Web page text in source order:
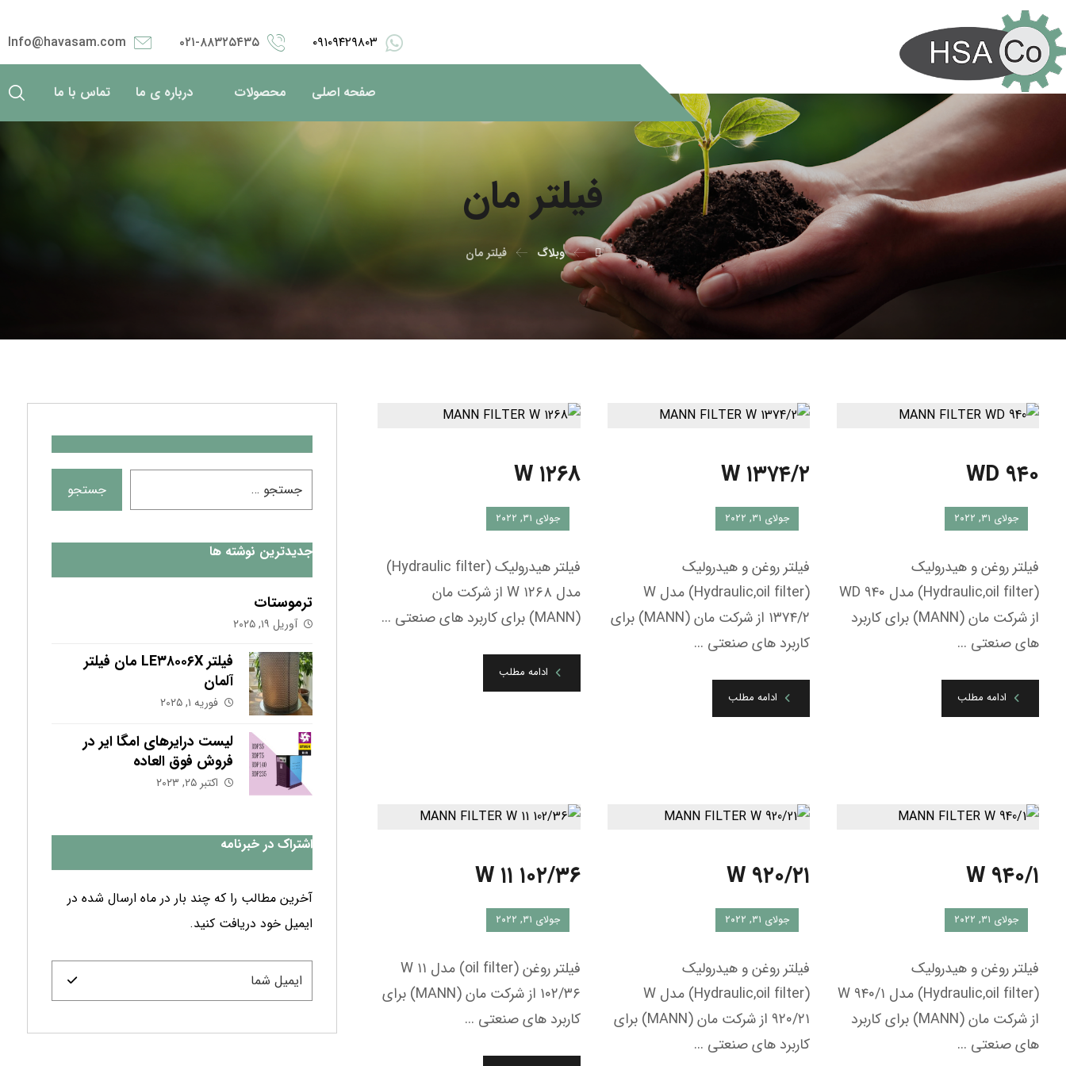
Info@havasam.com ۰۲۱-۸۸۳۲۵۴۳۵ ۰۹۱۰۹۴۲۹۸۰۳
صفحه اصلی محصولات درباره ی ما تماس با ما
فیلتر مان
وبلاگ فیلتر مان
WD ۹۴۰
جولای ۳۱, ۲۰۲۲
فیلتر روغن و هیدرولیک
(Hydraulic,oil filter) مدل WD ۹۴۰
از شرکت مان (MANN) برای کاربرد
های صنعتی ...
ادامه مطلب
W ۱۳۷۴/۲
جولای ۳۱, ۲۰۲۲
فیلتر روغن و هیدرولیک
(Hydraulic,oil filter) مدل W
۱۳۷۴/۲ از شرکت مان (MANN) برای
کاربرد های صنعتی ...
ادامه مطلب
W ۱۲۶۸
جولای ۳۱, ۲۰۲۲
فیلتر هیدرولیک (Hydraulic filter)
مدل W ۱۲۶۸ از شرکت مان
(MANN) برای کاربرد های صنعتی ...
ادامه مطلب
W ۹۴۰/۱
جولای ۳۱, ۲۰۲۲
فیلتر روغن و هیدرولیک
(Hydraulic,oil filter) مدل W ۹۴۰/۱
از شرکت مان (MANN) برای کاربرد
های صنعتی ...
W ۹۲۰/۲۱
جولای ۳۱, ۲۰۲۲
فیلتر روغن و هیدرولیک
(Hydraulic,oil filter) مدل W
۹۲۰/۲۱ از شرکت مان (MANN) برای
کاربرد های صنعتی ...
W ۱۱ ۱۰۲/۳۶
جولای ۳۱, ۲۰۲۲
فیلتر روغن (oil filter) مدل W ۱۱
۱۰۲/۳۶ از شرکت مان (MANN) برای
کاربرد های صنعتی ...
جدیدترین نوشته ها
ترموستات
آوریل ۱۹, ۲۰۲۵
فیلتر LE۳۸۰۰۶X مان فیلتر
آلمان
فوریه ۱, ۲۰۲۵
لیست درایرهای امگا ایر در
فروش فوق العاده
اکتبر ۲۵, ۲۰۲۳
اشتراک در خبرنامه
آخرین مطالب را که چند بار در ماه ارسال شده در
ایمیل خود دریافت کنید.